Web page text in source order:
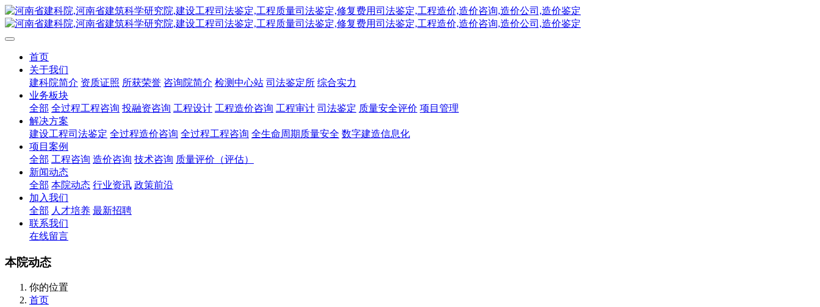
首页
关于我们
建科院简介 资质证照 所获荣誉 咨询院简介 检测中心站 司法鉴定所 综合实力
业务板块
全部 全过程工程咨询 投融资咨询 工程设计 工程造价咨询 工程审计 司法鉴定 质量安全评价 项目管理
解决方案
建设工程司法鉴定 全过程造价咨询 全过程工程咨询 全生命周期质量安全 数字建造信息化
项目案例
全部 工程咨询 造价咨询 技术咨询 质量评价（评估）
新闻动态
全部 本院动态 行业资讯 政策前沿
加入我们
全部 人才培养 最新招聘
联系我们
在线留言
本院动态
你的位置
首页